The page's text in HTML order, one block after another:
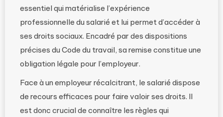
essentiel qui matérialise l’expérience
professionnelle du salarié et lui permet d’accéder à
ses droits sociaux. Encadré par des dispositions
précises du Code du travail, sa remise constitue une
obligation légale pour l’employeur.
Face à un employeur récalcitrant, le salarié dispose
de recours efficaces pour faire valoir ses droits. Il
est donc crucial de connaître les règles qui